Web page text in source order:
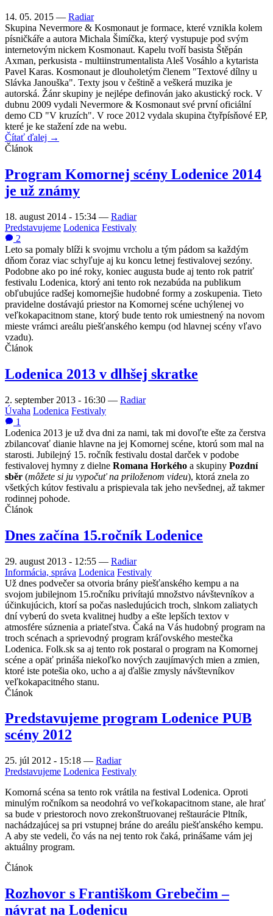
14. 05. 2015 — Radiar
Skupina Nevermore & Kosmonaut je formace, které vznikla kolem
písničkáře a autora Michala Šimíčka, který vystupuje pod svým
internetovým nickem Kosmonaut. Kapelu tvoří basista Štěpán
Axman, perkusista - multiinstrumentalista Aleš Vosáhlo a kytarista
Pavel Karas. Kosmonaut je dlouholetým členem "Textové dílny u
Slávka Janouška". Texty jsou v češtině a veškerá muzika je
autorská. Žánr skupiny je nejlépe definován jako akustický rock. V
dubnu 2009 vydali Nevermore & Kosmonaut své první oficiální
demo CD "V kruzích". V roce 2012 vydala skupina čtyřpísňové EP,
které je ke stažení zde na webu.
Čítať ďalej →
Článok
Program Komornej scény Lodenice 2014
je už známy
18. august 2014 - 15:34 — Radiar
Predstavujeme Lodenica Festivaly
2
Leto sa pomaly blíži k svojmu vrcholu a tým pádom sa každým
dňom čoraz viac schyľuje aj ku koncu letnej festivalovej sezóny.
Podobne ako po iné roky, koniec augusta bude aj tento rok patriť
festivalu Lodenica, ktorý ani tento rok nezabúda na publikum
obľubujúce radšej komornejšie hudobné formy a zoskupenia. Tieto
pravidelne dostávajú priestor na Komornej scéne uchýlenej vo
veľkokapacitnom stane, ktorý bude tento rok umiestnený na novom
mieste vrámci areálu piešťanského kempu (od hlavnej scény vľavo
vzadu).
Článok
Lodenica 2013 v dlhšej skratke
2. september 2013 - 16:30 — Radiar
Úvaha Lodenica Festivaly
1
Lodenica 2013 je už dva dni za nami, tak mi dovoľte ešte za čerstva
zbilancovať dianie hlavne na jej Komornej scéne, ktorú som mal na
starosti. Jubilejný 15. ročník festivalu dostal darček v podobe
festivalovej hymny z dielne Romana Horkého a skupiny Pozdní
sběr (môžete si ju vypočuť na priloženom videu), ktorá znela zo
všetkých kútov festivalu a prispievala tak jeho nevšednej, až takmer
rodinnej pohode.
Článok
Dnes začína 15.ročník Lodenice
29. august 2013 - 12:55 — Radiar
Informácia, správa Lodenica Festivaly
Už dnes podvečer sa otvoria brány piešťanského kempu a na
svojom jubilejnom 15.ročníku privítajú množstvo návštevníkov a
účinkujúcich, ktorí sa počas nasledujúcich troch, slnkom zaliatych
dní vyberú do sveta kvalitnej hudby a ešte lepších textov v
atmosfére súznenia a priateľstva. Čaká na Vás hudobný program na
troch scénach a sprievodný program kráľovského mestečka
Lodenica. Folk.sk sa aj tento rok postaral o program na Komornej
scéne a opäť prináša niekoľko nových zaujímavých mien a zmien,
ktoré iste potešia oko, ucho a aj ďalšie zmysly návštevníkov
veľkokapacitného stanu.
Článok
Predstavujeme program Lodenice PUB
scény 2012
25. júl 2012 - 15:18 — Radiar
Predstavujeme Lodenica Festivaly
Komorná scéna sa tento rok vrátila na festival Lodenica. Oproti
minulým ročníkom sa neodohrá vo veľkokapacitnom stane, ale hrať
sa bude v priestoroch novo zrekonštruovanej reštaurácie Pltník,
nachádzajúcej sa pri vstupnej bráne do areálu piešťanského kempu.
A aby ste vedeli, čo vás na nej tento rok čaká, prinášame vám jej
aktuálny program.
Článok
Rozhovor s Františkom Grebečim –
návrat na Lodenicu